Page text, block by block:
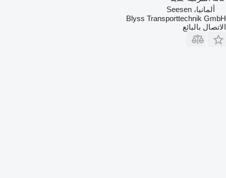
ألمانيا، Seesen
Blyss Transporttechnik GmbH
الاتصال بالبائع